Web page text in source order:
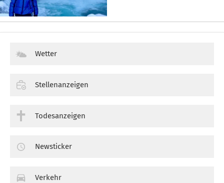
Wetter
Stellenanzeigen
Todesanzeigen
Newsticker
Verkehr